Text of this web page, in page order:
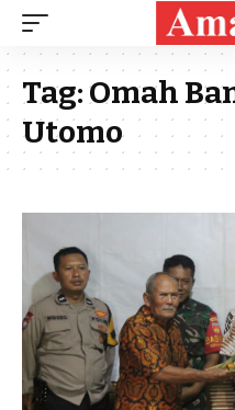
Tag:Omah
Utomo